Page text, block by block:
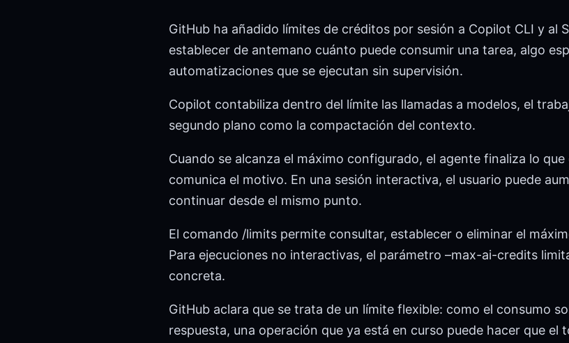
GitHub ha añadido límites de créditos por sesión a Copilot CLI y al
establecer de antemano cuánto puede consumir una tarea, algo
automatizaciones que se ejecutan sin supervisión.
Copilot contabiliza dentro del límite las llamadas a modelos, el
segundo plano como la compactación del contexto.
Cuando se alcanza el máximo configurado, el agente finaliza lo
comunica el motivo. En una sesión interactiva, el usuario puede
continuar desde el mismo punto.
El comando /limits permite consultar, establecer o eliminar el
Para ejecuciones no interactivas, el parámetro –max-ai-credits
concreta.
GitHub aclara que se trata de un límite flexible: como el consumo
respuesta, una operación que ya está en curso puede hacer que el